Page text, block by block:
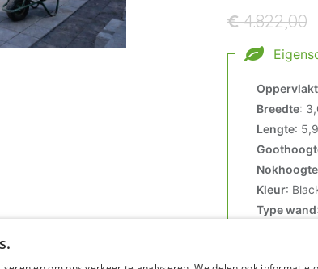
€4.822,00
Breedte:
Lengte:
Nokhoogte
Kleur:
Type wand: